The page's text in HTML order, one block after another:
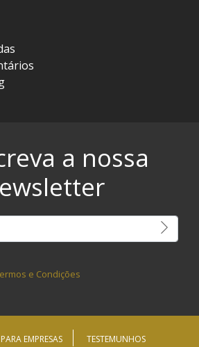
a nossa
e Condições
EMPRESAS TESTEMUNHOS